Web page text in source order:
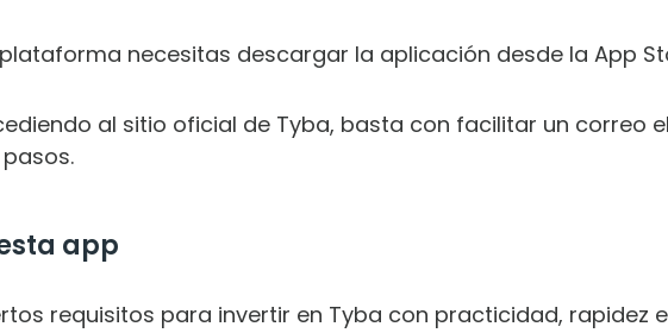
necesitas descargar la aplicación desde la App
al sitio oficial de Tyba, basta con facilitar un correo
app
requisitos para invertir en Tyba con practicidad, rapidez